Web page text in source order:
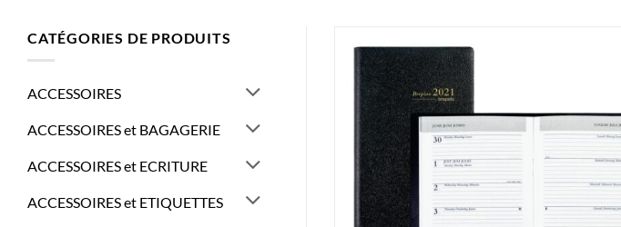
CATÉGORIES DE PRODUITS
ACCESSOIRES
ACCESSOIRES et BAGAGERIE
ACCESSOIRES et ECRITURE
ACCESSOIRES et ETIQUETTES